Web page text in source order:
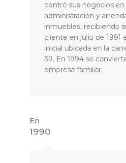
centró sus negocios en
administración y
inmuebles, recibiendo
cliente en julio de 1991
inicial ubicada en la
39. En 1994 se
empresa familiar.
En
1990